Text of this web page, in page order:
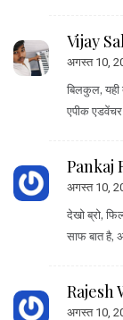
Vijay
अगस्त 10,
बिलकुल, यही
एपीक
Pankaj
अगस्त 10,
देखो ब्रो,
साफ बात है,
Rajesh
अगस्त 10,